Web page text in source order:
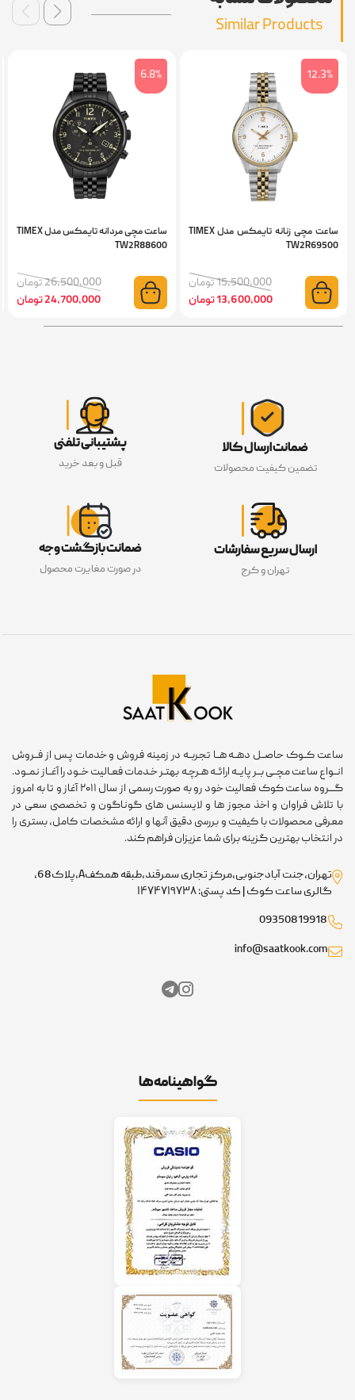
Similar Products
12.3%
ساعت مچی زنانه تایمکس مدل TIMEX
TW2R69500
15,500,000 تومان
13,600,000 تومان
6.8%
ساعت مچی مردانه تایمکس مدل TIMEX
TW2R88600
26,500,000 تومان
24,700,000 تومان
ضمانت ارسال کالا
تضمین کیفیت محصولات
پشتیبانی تلفنی
قبل و بعد خرید
ارسال سریع سفارشات
تهران و کرج
ضمانت بازگشت وجه
در صورت مغایرت محصول
ساعت کــوک حاصــل دهــه هــا تجربــه در زمینه فروش و خدمات پـس از فــروش
انــواع ساعت مچــی بــر پایــه ارائــه هـرچـه بهتـر خـدمات فعـالیت خــود را آغــاز نمــود.
گـــروه ساعت کوک فعالیت خود رو به صورت رسمی از سال ۲۰۱۱ آغاز و تا به امروز
با تلاش فراوان و اخذ مجوز ها و لایسنس های گوناگون و تخصصی سعی در
معرفی محصولات با کیفیت و بررسی دقیق آنها و ارائه مشخصات کامل، بستری را
در انتخاب بهترین گزینه برای شما عزیزان فراهم کند.
تهران،جنت آبادجنوبی،مرکز تجاری سمرقند،طبقه همکفA،پلاک68،
گالری ساعت کوک | کد پستی: ۱۴۷۴۷۱۹۷۳۸
09350819918
info@saatkook.com
گواهینامه‌ها